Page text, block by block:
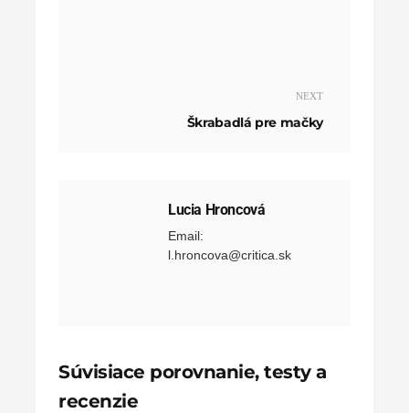
NEXT
Škrabadlá pre mačky
Lucia Hroncová
Email:
l.hroncova@critica.sk
Súvisiace porovnanie, testy a
recenzie